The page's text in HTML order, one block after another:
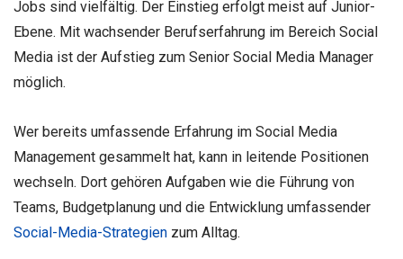
Jobs sind vielfältig. Der Einstieg erfolgt meist auf Junior-
Ebene. Mit wachsender Berufserfahrung im Bereich Social
Media ist der Aufstieg zum Senior Social Media Manager
möglich.
Wer bereits umfassende Erfahrung im Social Media
Management gesammelt hat, kann in leitende Positionen
wechseln. Dort gehören Aufgaben wie die Führung von
Teams, Budgetplanung und die Entwicklung umfassender
Social-Media-Strategien zum Alltag.